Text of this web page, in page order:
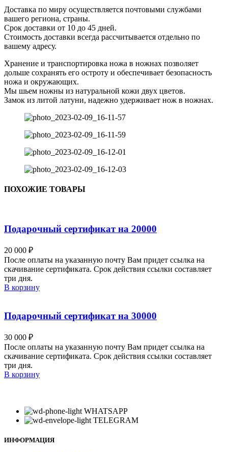
Доставка по миру осуществляется почтовыми службами
вашего региона, страны.
Срок доставки от 10 до 45 дней.
Стоимость доставки всегда рассчитывается отдельно по
вашему адресу.
Хранение и транспортировка ножа в ножнах позволяет
дольше сохранять его остроту и обеспечивает безопасность
ножа и окружающих.
Мы шьем ножны из натуральной кожи двух цветов.
Замок из литой латуни, надежно удерживает нож в ножнах.
ПОХОЖИЕ ТОВАРЫ
Подарочный сертификат на 20000
20 000 ₽
После оплаты на указанную почту Вам придет ссылка на
скачивание сертификата. Срок действия ссылки составляет
три дня.
В корзину
Подарочный сертификат на 30000
30 000 ₽
После оплаты на указанную почту Вам придет ссылка на
скачивание сертификата. Срок действия ссылки составляет
три дня.
В корзину
WHATSAPP
TELEGRAM
ИНФОРМАЦИЯ